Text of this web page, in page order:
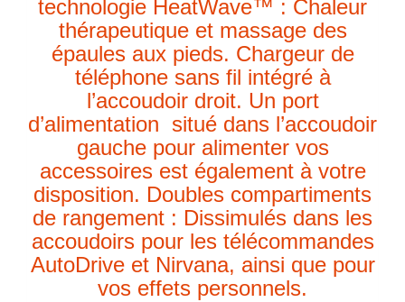
technologie HeatWave™ : Chaleur
thérapeutique et massage des
épaules aux pieds. Chargeur de
téléphone sans fil intégré à
l’accoudoir droit. Un port
d’alimentation situé dans l’accoudoir
gauche pour alimenter vos
accessoires est également à votre
disposition. Doubles compartiments
de rangement : Dissimulés dans les
accoudoirs pour les télécommandes
AutoDrive et Nirvana, ainsi que pour
vos effets personnels.